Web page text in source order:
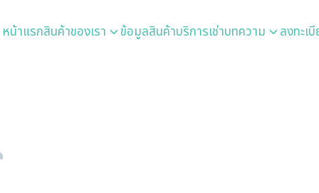
หน้าแรกสินค้าของเรา ข้อมูลสินค้าบริการเช่าบทความ ลงทะเ